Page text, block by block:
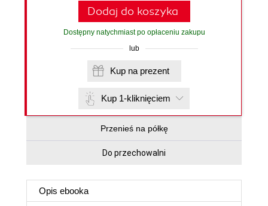
Dodaj do koszyka
Dostępny natychmiast po opłaceniu zakupu
lub
Kup na prezent
Kup 1-kliknięciem
Przenieś na półkę
Do przechowalni
Opis ebooka